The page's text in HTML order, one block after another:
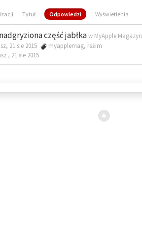
Tytuł Odpowiedzi Wyświetlenia
część jabłkaw MyApple Magazyn
21 sie 2015
myapplemag, reżim
, 21 sie 2015